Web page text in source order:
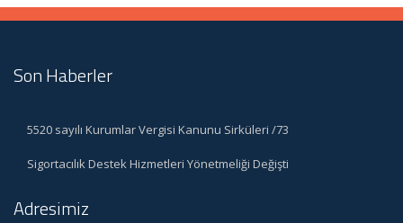
Son Haberler
5520 sayılı Kurumlar Vergisi Kanunu Sirküleri /73
Sigortacılık Destek Hizmetleri Yönetmeliği Değişti
Adresimiz